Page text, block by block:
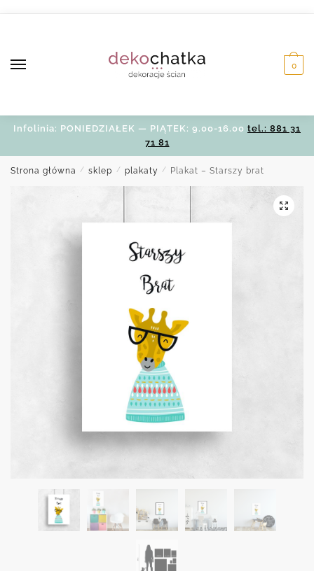
0
Infolinia: PONIEDZIAŁEK — PIĄTEK: 9.00-16.00 tel.: 881 31
71 81
Strona główna / sklep / plakaty / Plakat – Starszy brat